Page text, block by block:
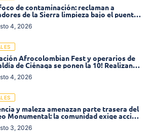
de contaminación: reclaman a
de la Sierra limpieza bajo el puente
19 con carrera 11
4, 2026
Afrocolombian Fest y operarios de
de Ciénaga se ponen la 10! Realizan
de la parte posterior del Coliseo
4, 2026
y maleza amenazan parte trasera del
Monumental: la comunidad exige acción
3, 2026